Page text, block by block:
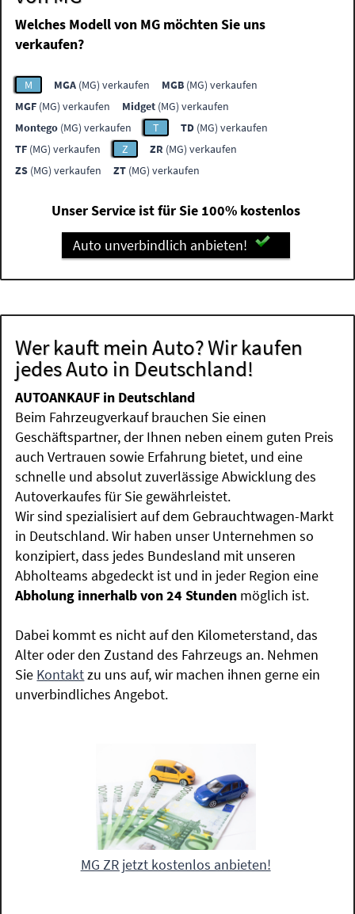
Welches Modell von MG möchten Sie uns
verkaufen?
M MGA (MG) verkaufen MGB (MG) verkaufen
MGF (MG) verkaufen Midget (MG) verkaufen
Montego (MG) verkaufen T TD (MG) verkaufen
TF (MG) verkaufen Z ZR (MG) verkaufen
ZS (MG) verkaufen ZT (MG) verkaufen
Unser Service ist für Sie 100% kostenlos
Auto unverbindlich anbieten!
Wer kauft mein Auto? Wir kaufen
jedes Auto in Deutschland!
AUTOANKAUF in Deutschland
Beim Fahrzeugverkauf brauchen Sie einen
Geschäftspartner, der Ihnen neben einem guten Preis
auch Vertrauen sowie Erfahrung bietet, und eine
schnelle und absolut zuverlässige Abwicklung des
Autoverkaufes für Sie gewährleistet.
Wir sind spezialisiert auf dem Gebrauchtwagen-Markt
in Deutschland. Wir haben unser Unternehmen so
konzipiert, dass jedes Bundesland mit unseren
Abholteams abgedeckt ist und in jeder Region eine
Abholung innerhalb von 24 Stunden möglich ist.
Dabei kommt es nicht auf den Kilometerstand, das
Alter oder den Zustand des Fahrzeugs an. Nehmen
Sie Kontaktzu uns auf, wir machen ihnen gerne ein
unverbindliches Angebot.
MG ZR jetzt kostenlos anbieten!